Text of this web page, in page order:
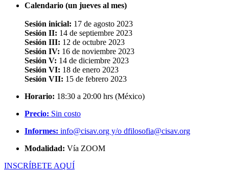
Calendario (un jueves al mes)
Sesión inicial: 17 de agosto 2023
Sesión II: 14 de septiembre 2023
Sesión III: 12 de octubre 2023
Sesión IV: 16 de noviembre 2023
Sesión V: 14 de diciembre 2023
Sesión VI: 18 de enero 2023
Sesión VII: 15 de febrero 2023
Horario: 18:30 a 20:00 hrs (México)
Precio: Sin costo
Informes: info@cisav.org y/o dfilosofia@cisav.org
Modalidad: Vía ZOOM
INSCRÍBETE AQUÍ